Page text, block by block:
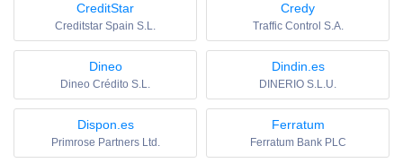
CreditStar
Creditstar Spain S.L.
Credy
Traffic Control S.A.
Dineo
Dineo Crédito S.L.
Dindin.es
DINERIO S.L.U.
Dispon.es
Primrose Partners Ltd.
Ferratum
Ferratum Bank PLC